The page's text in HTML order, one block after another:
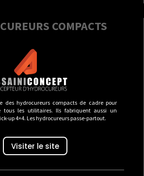
COMPACTS
des hydrocureurs compacts de cadre pour
tous les utilitaires. Ils fabriquent aussi un
up 4×4. Les hydrocureurs passe-partout.
Visiter le site